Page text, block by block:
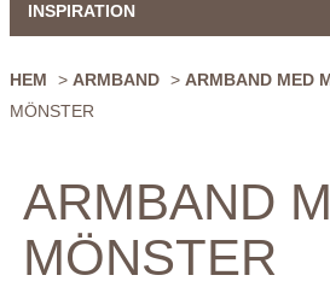
INSPIRATION
HEM > ARMBAND > ARMBAND MED
MÖNSTER
ARMBAND
MÖNSTER